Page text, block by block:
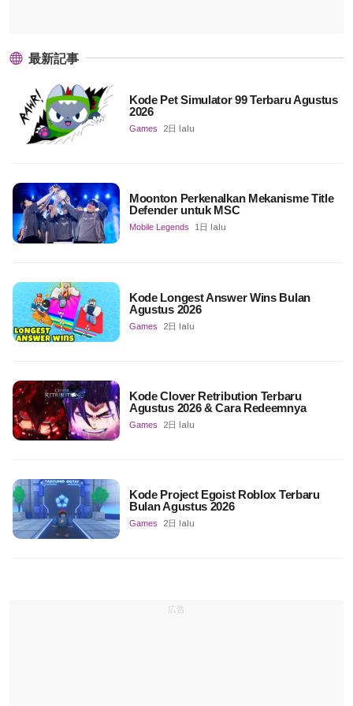
最新記事
Kode Pet Simulator 99 Terbaru Agustus
2026
Games 2日 lalu
Moonton Perkenalkan Mekanisme Title
Defender untuk MSC
Mobile Legends 1日 lalu
Kode Longest Answer Wins Bulan
Agustus 2026
Games 2日 lalu
Kode Clover Retribution Terbaru
Agustus 2026 & Cara Redeemnya
Games 2日 lalu
Kode Project Egoist Roblox Terbaru
Bulan Agustus 2026
Games 2日 lalu
広告